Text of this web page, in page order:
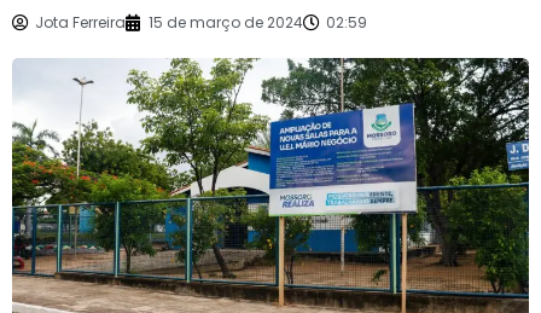
Jota Ferreira 15 de março de 2024 02:59